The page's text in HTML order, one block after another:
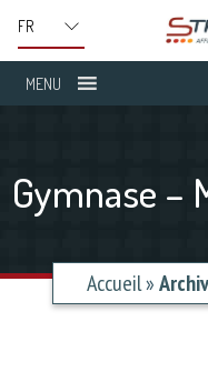
MENU
Gymnase –
Accueil»